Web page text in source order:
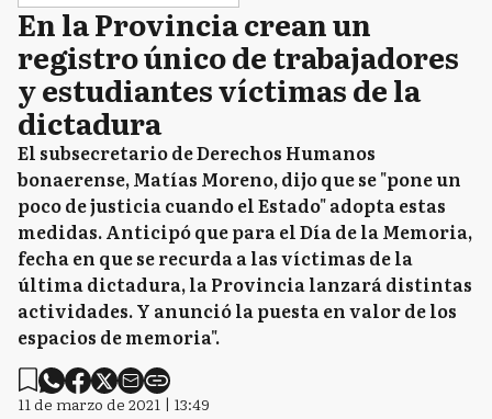
En la Provincia crean un
registro único de trabajadores
y estudiantes víctimas de la
dictadura
El subsecretario de Derechos Humanos
bonaerense, Matías Moreno, dijo que se "pone un
poco de justicia cuando el Estado" adopta estas
medidas. Anticipó que para el Día de la Memoria,
fecha en que se recurda a las víctimas de la
última dictadura, la Provincia lanzará distintas
actividades. Y anunció la puesta en valor de los
espacios de memoria".
11 de marzo de 2021 | 13:49